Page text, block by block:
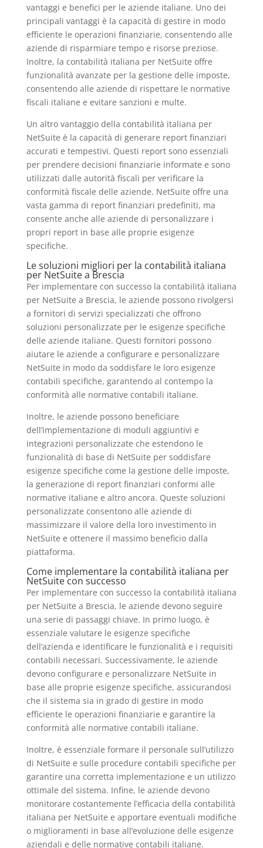
vantaggi e benefici per le aziende italiane. Uno dei
principali vantaggi è la capacità di gestire in modo
efficiente le operazioni finanziarie, consentendo alle
aziende di risparmiare tempo e risorse preziose.
Inoltre, la contabilità italiana per NetSuite offre
funzionalità avanzate per la gestione delle imposte,
consentendo alle aziende di rispettare le normative
fiscali italiane e evitare sanzioni e multe.
Un altro vantaggio della contabilità italiana per
NetSuite è la capacità di generare report finanziari
accurati e tempestivi. Questi report sono essenziali
per prendere decisioni finanziarie informate e sono
utilizzati dalle autorità fiscali per verificare la
conformità fiscale delle aziende. NetSuite offre una
vasta gamma di report finanziari predefiniti, ma
consente anche alle aziende di personalizzare i
propri report in base alle proprie esigenze
specifiche.
Le soluzioni migliori per la contabilità italiana
per NetSuite a Brescia
Per implementare con successo la contabilità italiana
per NetSuite a Brescia, le aziende possono rivolgersi
a fornitori di servizi specializzati che offrono
soluzioni personalizzate per le esigenze specifiche
delle aziende italiane. Questi fornitori possono
aiutare le aziende a configurare e personalizzare
NetSuite in modo da soddisfare le loro esigenze
contabili specifiche, garantendo al contempo la
conformità alle normative contabili italiane.
Inoltre, le aziende possono beneficiare
dell’implementazione di moduli aggiuntivi e
integrazioni personalizzate che estendono le
funzionalità di base di NetSuite per soddisfare
esigenze specifiche come la gestione delle imposte,
la generazione di report finanziari conformi alle
normative italiane e altro ancora. Queste soluzioni
personalizzate consentono alle aziende di
massimizzare il valore della loro investimento in
NetSuite e ottenere il massimo beneficio dalla
piattaforma.
Come implementare la contabilità italiana per
NetSuite con successo
Per implementare con successo la contabilità italiana
per NetSuite a Brescia, le aziende devono seguire
una serie di passaggi chiave. In primo luogo, è
essenziale valutare le esigenze specifiche
dell’azienda e identificare le funzionalità e i requisiti
contabili necessari. Successivamente, le aziende
devono configurare e personalizzare NetSuite in
base alle proprie esigenze specifiche, assicurandosi
che il sistema sia in grado di gestire in modo
efficiente le operazioni finanziarie e garantire la
conformità alle normative contabili italiane.
Inoltre, è essenziale formare il personale sull’utilizzo
di NetSuite e sulle procedure contabili specifiche per
garantire una corretta implementazione e un utilizzo
ottimale del sistema. Infine, le aziende devono
monitorare costantemente l’efficacia della contabilità
italiana per NetSuite e apportare eventuali modifiche
o miglioramenti in base all’evoluzione delle esigenze
aziendali e delle normative contabili italiane.